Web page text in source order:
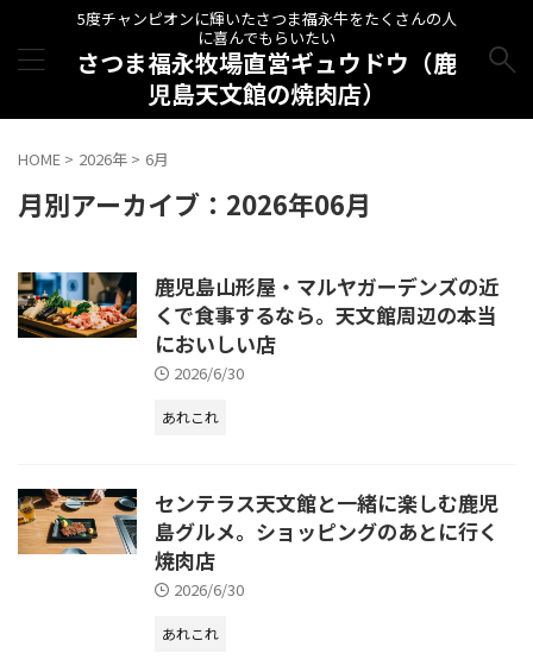
5度チャンピオンに輝いたさつま福永牛をたくさんの人
に喜んでもらいたい
さつま福永牧場直営ギュウドウ（鹿
児島天文館の焼肉店）
HOME > 2026年 > 6月
月別アーカイブ：2026年06月
鹿児島山形屋・マルヤガーデンズの近
くで食事するなら。天文館周辺の本当
においしい店
2026/6/30
あれこれ
センテラス天文館と一緒に楽しむ鹿児
島グルメ。ショッピングのあとに行く
焼肉店
2026/6/30
あれこれ